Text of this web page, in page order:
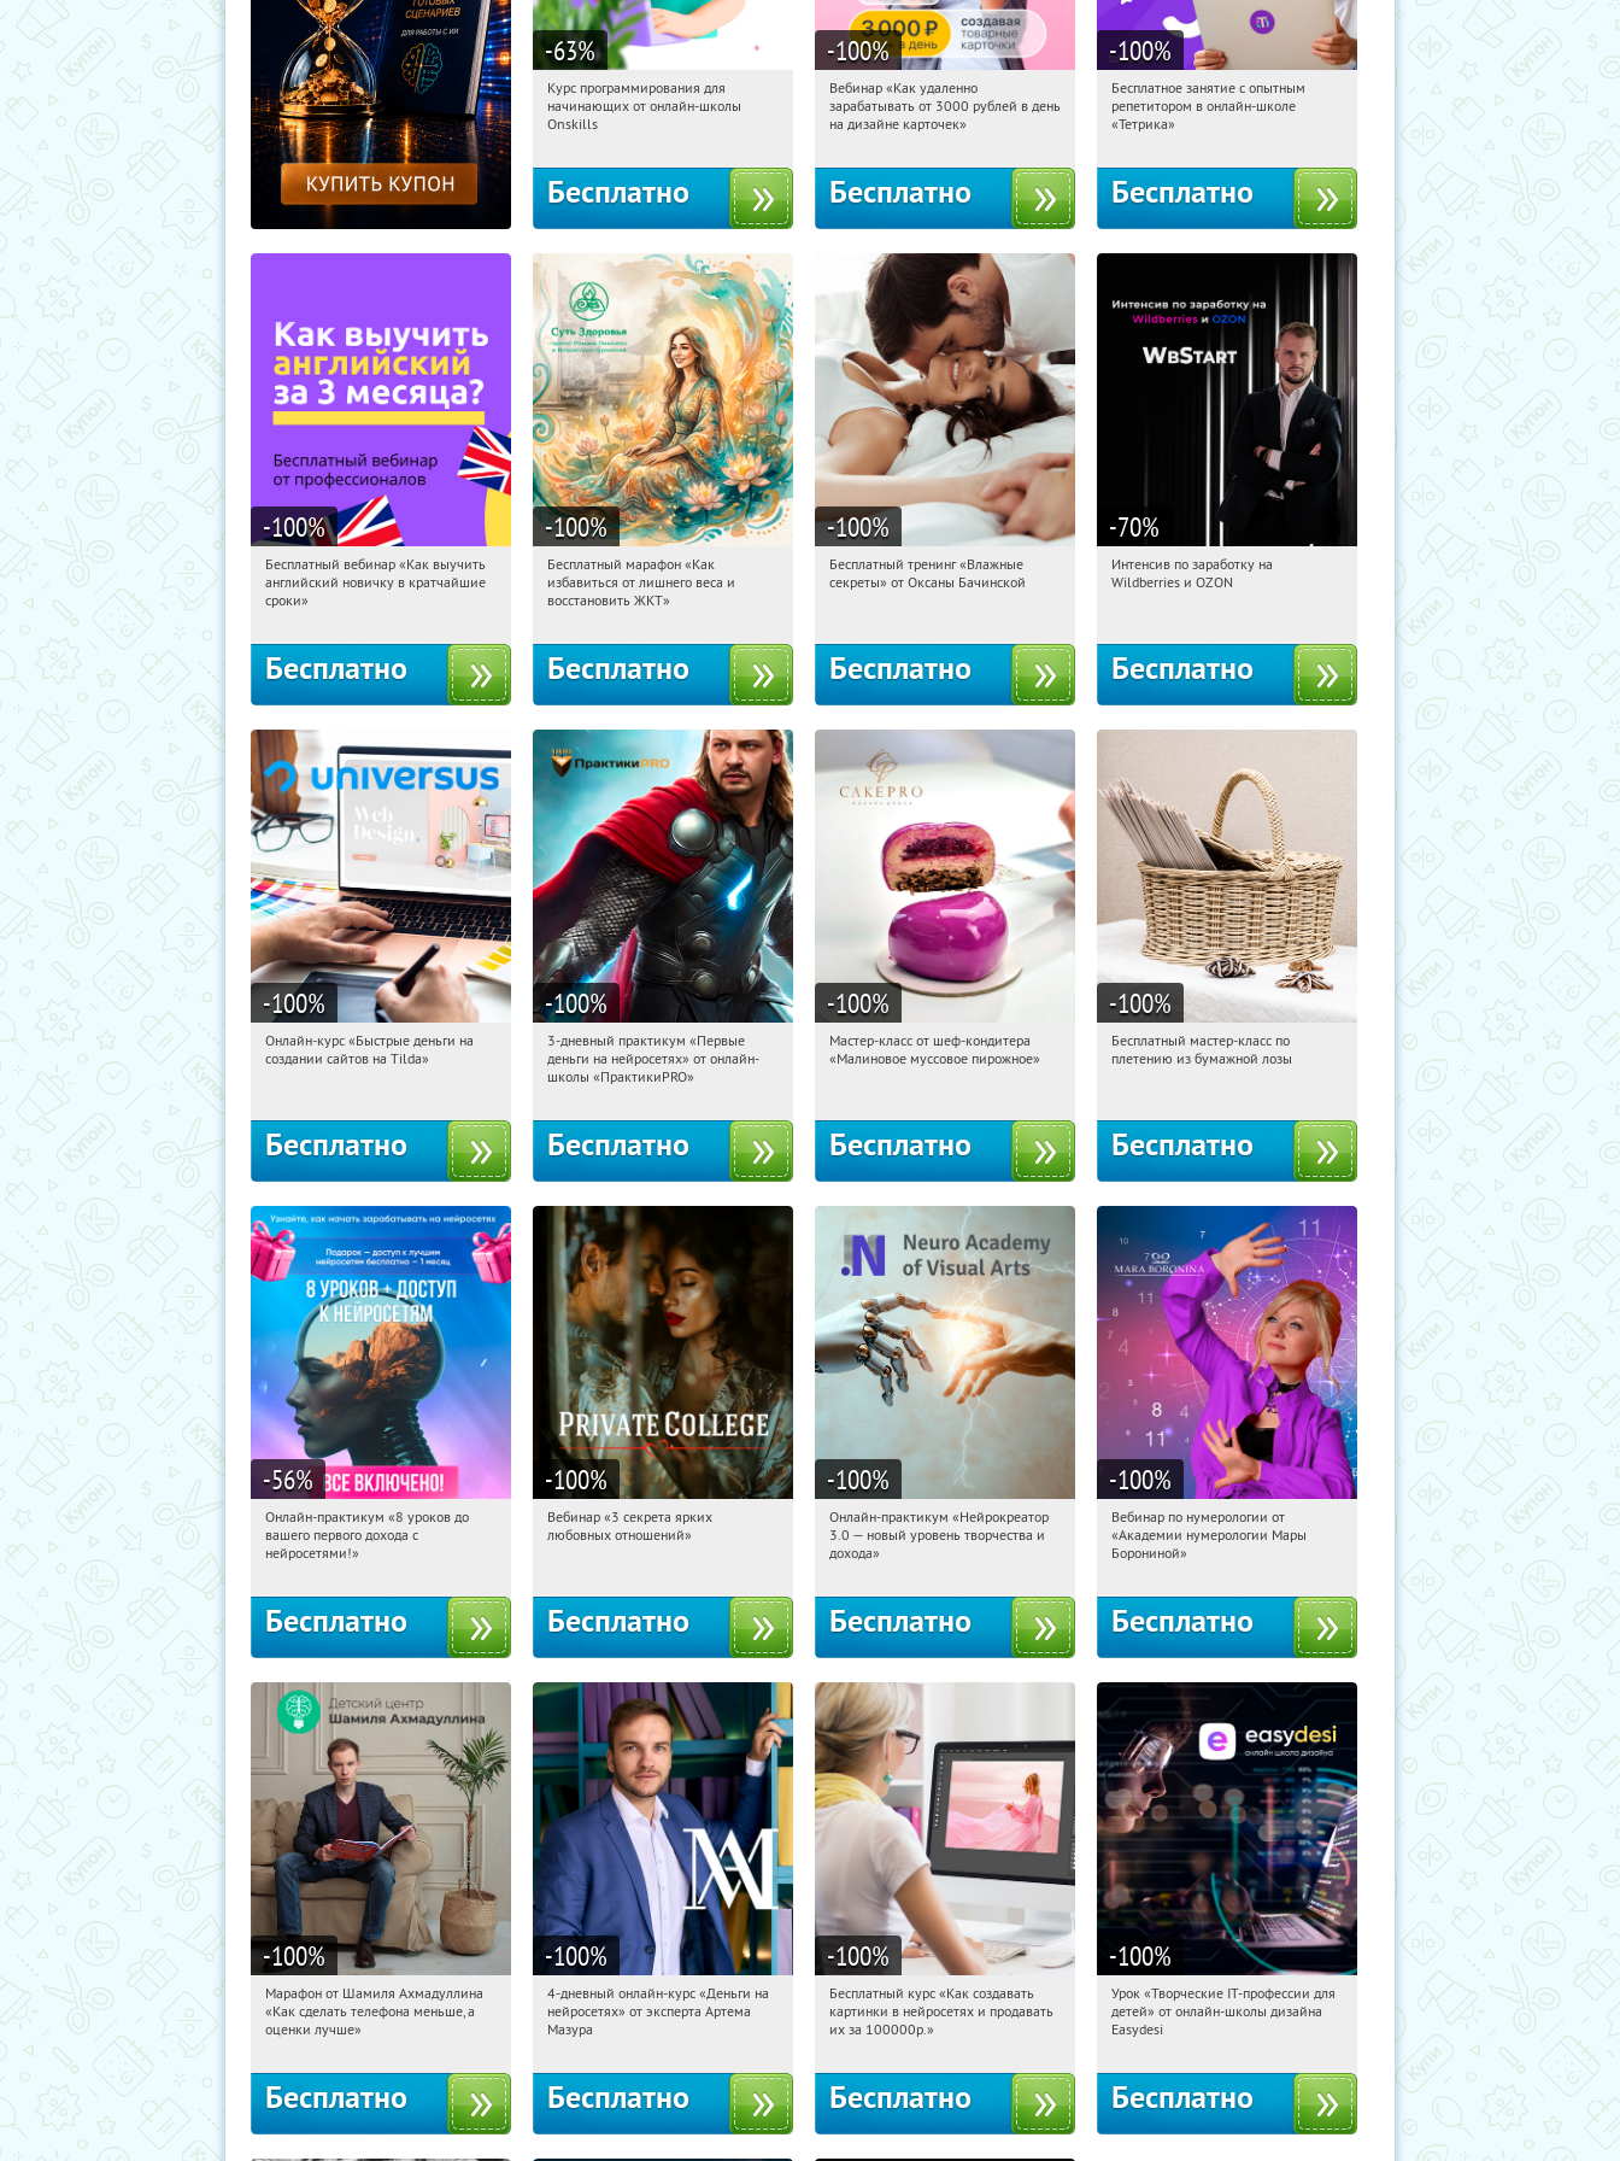
-63%
23:26:58 Получили:
Россия
Курс программирования для
начинающих от онлайн-школы
Onskills
Бесплатно
-100%
23:26:58 Получили:
Россия
Вебинар «Как удаленно
зарабатывать от 3000 рублей в день
на дизайне карточек»
Бесплатно
-100%
23:26:58 Получили:
Москва, Россия
Бесплатное занятие с опытным
репетитором в онлайн-школе
«Тетрика»
Бесплатно
-100%
23:26:58 Получили:16
Россия
Бесплатный вебинар «Как выучить
английский новичку в кратчайшие
сроки»
Бесплатно
-100%
23:26:58 Получили:
Россия
Бесплатный марафон «Как
избавиться от лишнего веса и
восстановить ЖКТ»
Бесплатно
-100%
23:26:58 Получили:
Бесплатный тренинг «Влажные
секреты» от Оксаны Бачинской
Бесплатно
-70%
23:26:58 Получили:
Интенсив по заработку на
Wildberries и OZON
Бесплатно
-100%
23:26:58 Получили:
Онлайн-курс «Быстрые деньги на
создании сайтов на Tilda»
Бесплатно
-100%
23:26:58 Получили:
Россия
3-дневный практикум «Первые
деньги на нейросетях» от онлайн-
школы «ПрактикиPRO»
Бесплатно
-100%
23:26:58 Получили:
Мастер-класс от шеф-кондитера
«Малиновое муссовое пирожное»
Бесплатно
-100%
23:26:58 Получили:
Бесплатный мастер-класс по
плетению из бумажной лозы
Бесплатно
-56%
23:26:58 Получили:
Россия
Онлайн-практикум «8 уроков до
вашего первого дохода с
нейросетями!»
Бесплатно
-100%
23:26:58 Получили:
Вебинар «3 секрета ярких
любовных отношений»
Бесплатно
-100%
23:26:58 Получили:20
Россия
Онлайн-практикум «Нейрокреатор
3.0 — новый уровень творчества и
дохода»
Бесплатно
-100%
23:26:58 Получили:
Россия
Вебинар по нумерологии от
«Академии нумерологии Мары
Борониной»
Бесплатно
-100%
23:26:58 Получили:25
Россия
Марафон от Шамиля Ахмадуллина
«Как сделать телефона меньше, а
оценки лучше»
Бесплатно
-100%
23:26:58 Получили: 191
Россия
4-дневный онлайн-курс «Деньги на
нейросетях» от эксперта Артема
Мазура
Бесплатно
-100%
23:26:58 Получили:
Россия
Бесплатный курс «Как создавать
картинки в нейросетях и продавать
их за 100000р.»
Бесплатно
-100%
23:26:58 Получили:53
Россия
Урок «Творческие IT-профессии для
детей» от онлайн-школы дизайна
Easydesi
Бесплатно